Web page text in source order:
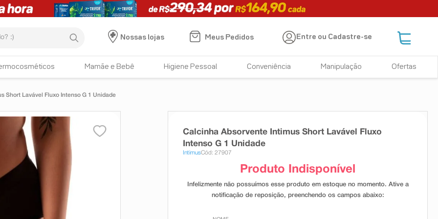
Nossas lojas
Meus Pedidos Entre ou Cadastre-se
Mamãe e Bebê Higiene Pessoal Conveniência Manipulação Ofertas
Short Lavável Fluxo Intenso G 1 Unidade
Calcinha Absorvente Intimus Short Lavável Fluxo
Intenso G 1 Unidade
IntimusCód: 27907